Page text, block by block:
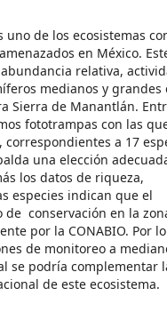
uno de los ecosistemas
en México.
relativa,
medianos y grandes
Sierra de Manantlán.
fototrampas con las
a 17
una elección
los datos de riqueza,
especies indican que el
de conservación en la
por la CONABIO. Por lo
de monitoreo a
se podría complementar
de este ecosistema.